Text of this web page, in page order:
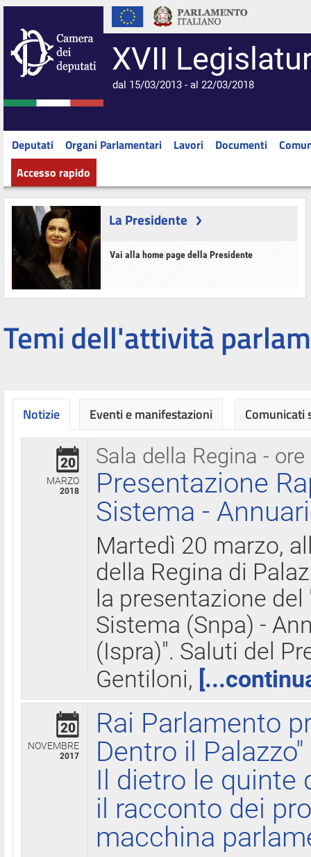
XVII
dal 15/03/2013 - al 22/03/2018
Deputati Organi Parlamentari Lavori Documenti
Accesso rapido
La Presidente
Vai alla home page della Presidente
Temi dell'attività
Notizie
Sala della Regina - ore
20
MARZO
2018
Presentazione
Sistema -
Martedì 20 marzo,
della Regina di
la presentazione
Sistema (Snpa) -
(Ispra)". Saluti del
Gentiloni,
20
NOVEMBRE
2017
Rai Parlamento
Dentro il Palazzo"
Il dietro le quinte
il racconto dei
macchina
Eventi e manifestazioni Comunicati